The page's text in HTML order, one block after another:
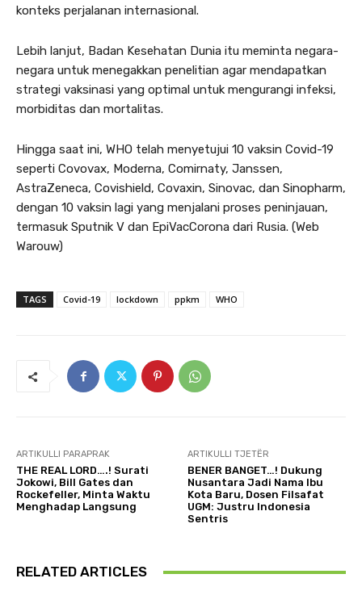
konteks perjalanan internasional.
Lebih lanjut, Badan Kesehatan Dunia itu meminta negara-
negara untuk menegakkan penelitian agar mendapatkan
strategi vaksinasi yang optimal untuk mengurangi infeksi,
morbiditas dan mortalitas.
Hingga saat ini, WHO telah menyetujui 10 vaksin Covid-19
seperti Covovax, Moderna, Comirnaty, Janssen,
AstraZeneca, Covishield, Covaxin, Sinovac, dan Sinopharm,
dengan 10 vaksin lagi yang menjalani proses peninjauan,
termasuk Sputnik V dan EpiVacCorona dari Rusia. (Web
Warouw)
TAGS Covid-19 lockdown ppkm WHO
ARTIKULLI PARAPRAK
THE REAL LORD….! Surati
Jokowi, Bill Gates dan
Rockefeller, Minta Waktu
Menghadap Langsung
ARTIKULLI TJETËR
BENER BANGET…! Dukung
Nusantara Jadi Nama Ibu
Kota Baru, Dosen Filsafat
UGM: Justru Indonesia
Sentris
RELATED ARTICLES